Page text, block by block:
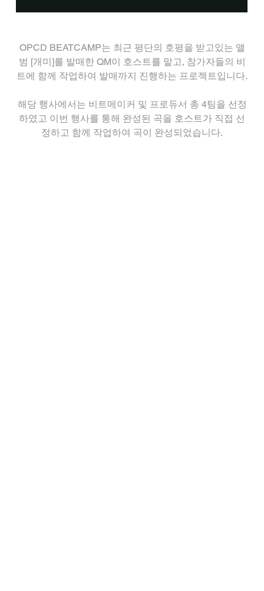
OPCD BEATCAMP는 최근 평단의 호평을 받고있는 앨
범 [개미]를 발매한 QM이 호스트를 맡고, 참가자들의 비
트에 함께 작업하여 발매까지 진행하는 프로젝트입니다.
해당 행사에서는 비트메이커 및 프로듀서 총 4팀을 선정
하였고 이번 행사를 통해 완성된 곡을 호스트가 직접 선
정하고 함께 작업하여 곡이 완성되었습니다.